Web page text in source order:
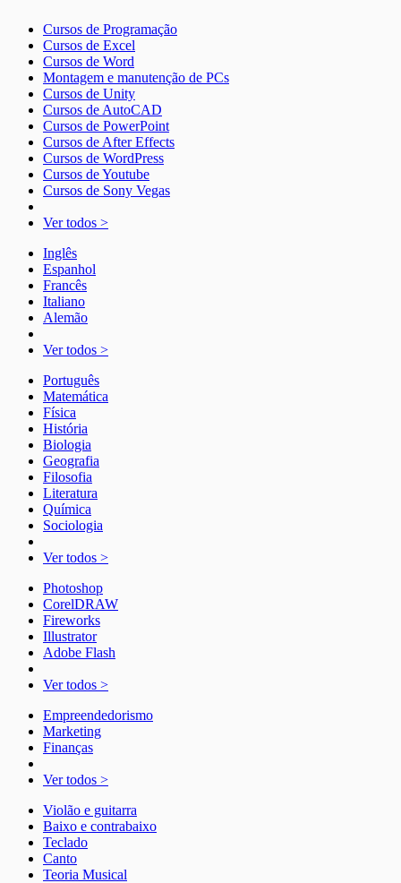
Cursos de Programação
Cursos de Excel
Cursos de Word
Montagem e manutenção de PCs
Cursos de Unity
Cursos de AutoCAD
Cursos de PowerPoint
Cursos de After Effects
Cursos de WordPress
Cursos de Youtube
Cursos de Sony Vegas
Ver todos >
Inglês
Espanhol
Francês
Italiano
Alemão
Ver todos >
Português
Matemática
Física
História
Biologia
Geografia
Filosofia
Literatura
Química
Sociologia
Ver todos >
Photoshop
CorelDRAW
Fireworks
Illustrator
Adobe Flash
Ver todos >
Empreendedorismo
Marketing
Finanças
Ver todos >
Violão e guitarra
Baixo e contrabaixo
Teclado
Canto
Teoria Musical